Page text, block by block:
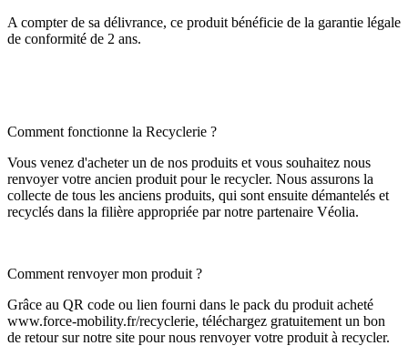
A compter de sa délivrance, ce produit bénéficie de la garantie légale
de conformité de 2 ans.
Comment fonctionne la Recyclerie ?
Vous venez d'acheter un de nos produits et vous souhaitez nous
renvoyer votre ancien produit pour le recycler. Nous assurons la
collecte de tous les anciens produits, qui sont ensuite démantelés et
recyclés dans la filière appropriée par notre partenaire Véolia.
Comment renvoyer mon produit ?
Grâce au QR code ou lien fourni dans le pack du produit acheté
www.force-mobility.fr/recyclerie, téléchargez gratuitement un bon
de retour sur notre site pour nous renvoyer votre produit à recycler.